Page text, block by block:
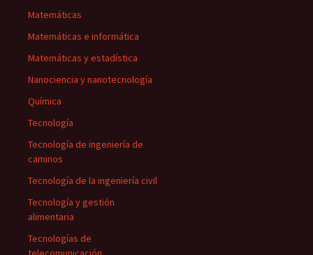
Matemáticas
Matemáticas e informática
Matemáticas y estadística
Nanociencia y nanotecnología
Química
Tecnología
Tecnología de ingeniería de
caminos
Tecnología de la ingeniería civil
Tecnología y gestión
alimentaria
Tecnologías de